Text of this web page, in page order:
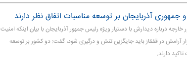
و جمهوری آذربایجان بر توسعه مناسبات اتفاق نظر دارند
خارجه درباره دیدارش با دستیار ویژه رئیس جمهور آذربایجان با بیان اینکه امنیت
آرامش در قفقاز باید جایگزین تنش و درگیری شود، گفت: دو کشور بر توسعه
دارند.